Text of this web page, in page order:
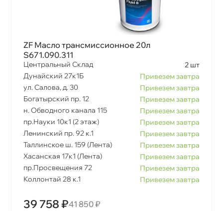
ZF Масло трансмиссионное 20л
S671.090.311
Центральный Склад
2 шт
Дунайский 27к1Б
Привезем завтра
ул. Салова, д. 30
Привезем завтра
Богатырский пр. 12
Привезем завтра
н. Обводного канала 115
Привезем завтра
пр.Науки 10к1 (2 этаж)
Привезем завтра
Ленинский пр. 92 к.1
Привезем завтра
Таллинское ш. 159 (Лента)
Привезем завтра
Хасанская 17к1 (Лента)
Привезем завтра
пр.Просвещения 72
Привезем завтра
Коллонтай 28 к.1
Привезем завтра
39 758 ₽41 850 ₽